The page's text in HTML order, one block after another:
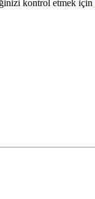
ğinizi kontrol etmek için